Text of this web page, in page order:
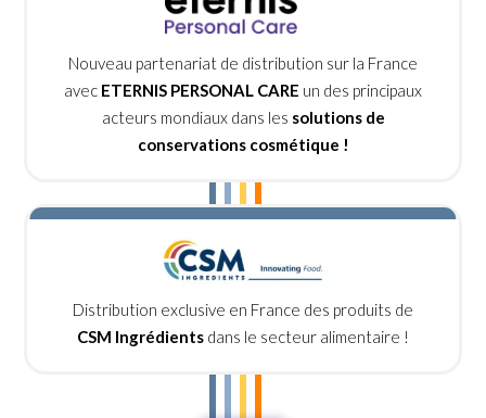
Nouveau partenariat de distribution sur la France
avec ETERNIS PERSONAL CARE un des principaux
acteurs mondiaux dans les solutions de
conservations cosmétique !
Distribution exclusive en France des produits de
CSM Ingrédients dans le secteur alimentaire !